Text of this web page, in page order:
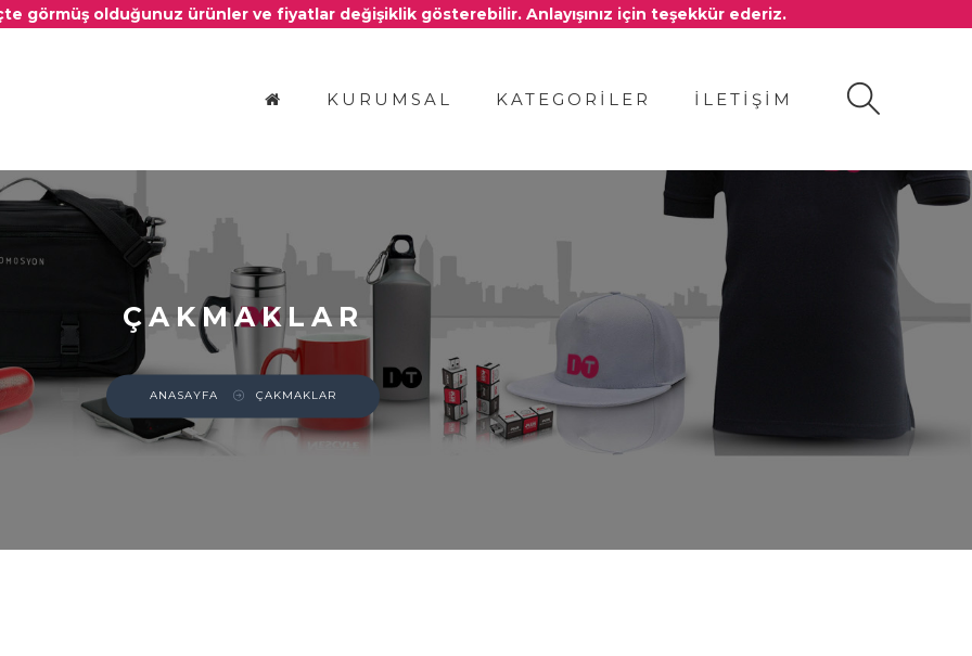
görmüş olduğunuz ürünler ve fiyatlar değişiklik gösterebilir. Anlayışınız için teşekkür ederiz.
KURUMSAL KATEGORİLER İLETİŞİM
ÇAKMAKLAR
ANASAYFA ÇAKMAKLAR